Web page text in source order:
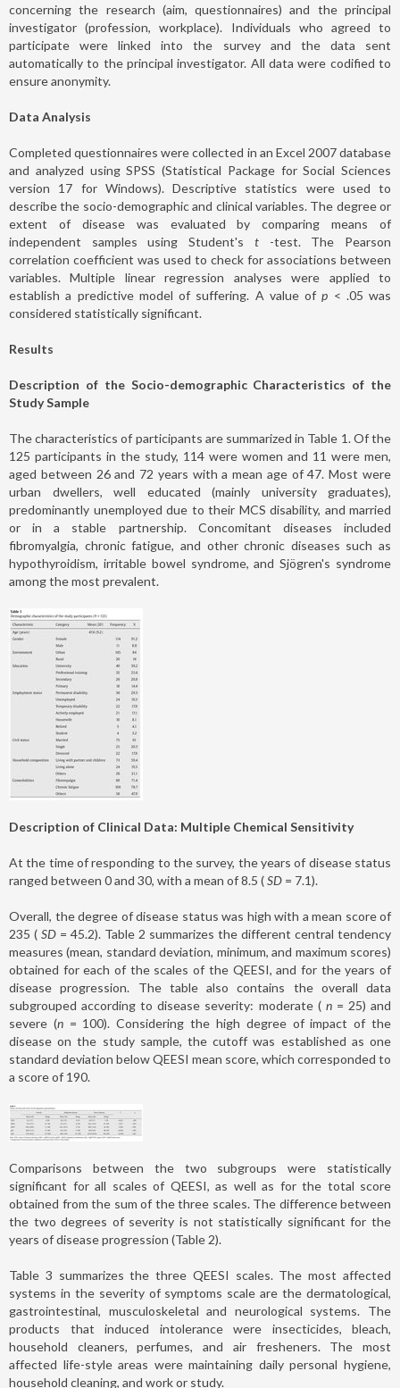
concerning the research (aim, questionnaires) and the principal
investigator (profession, workplace). Individuals who agreed to
participate were linked into the survey and the data sent
automatically to the principal investigator. All data were codified to
ensure anonymity.
Data Analysis
Completed questionnaires were collected in an Excel 2007 database
and analyzed using SPSS (Statistical Package for Social Sciences
version 17 for Windows). Descriptive statistics were used to
describe the socio-demographic and clinical variables. The degree or
extent of disease was evaluated by comparing means of
independent samples using Student's t-test. The Pearson
correlation coefficient was used to check for associations between
variables. Multiple linear regression analyses were applied to
establish a predictive model of suffering. A value ofp < .05 was
considered statistically significant.
Results
Description of the Socio-demographic Characteristics of the
Study Sample
The characteristics of participants are summarized in Table 1. Of the
125 participants in the study, 114 were women and 11 were men,
aged between 26 and 72 years with a mean age of 47. Most were
urban dwellers, well educated (mainly university graduates),
predominantly unemployed due to their MCS disability, and married
or in a stable partnership. Concomitant diseases included
fibromyalgia, chronic fatigue, and other chronic diseases such as
hypothyroidism, irritable bowel syndrome, and Sjögren's syndrome
among the most prevalent.
Description of Clinical Data: Multiple Chemical Sensitivity
At the time of responding to the survey, the years of disease status
ranged between 0 and 30, with a mean of 8.5 (SD = 7.1).
Overall, the degree of disease status was high with a mean score of
235 ( SD = 45.2). Table 2 summarizes the different central tendency
measures (mean, standard deviation, minimum, and maximum scores)
obtained for each of the scales of the QEESI, and for the years of
disease progression. The table also contains the overall data
subgrouped according to disease severity: moderate ( n= 25) and
severe (n= 100). Considering the high degree of impact of the
disease on the study sample, the cutoff was established as one
standard deviation below QEESI mean score, which corresponded to
a score of 190.
Comparisons between the two subgroups were statistically
significant for all scales of QEESI, as well as for the total score
obtained from the sum of the three scales. The difference between
the two degrees of severity is not statistically significant for the
years of disease progression (Table 2).
Table 3 summarizes the three QEESI scales. The most affected
systems in the severity of symptoms scale are the dermatological,
gastrointestinal, musculoskeletal and neurological systems. The
products that induced intolerance were insecticides, bleach,
household cleaners, perfumes, and air fresheners. The most
affected life-style areas were maintaining daily personal hygiene,
household cleaning, and work or study.